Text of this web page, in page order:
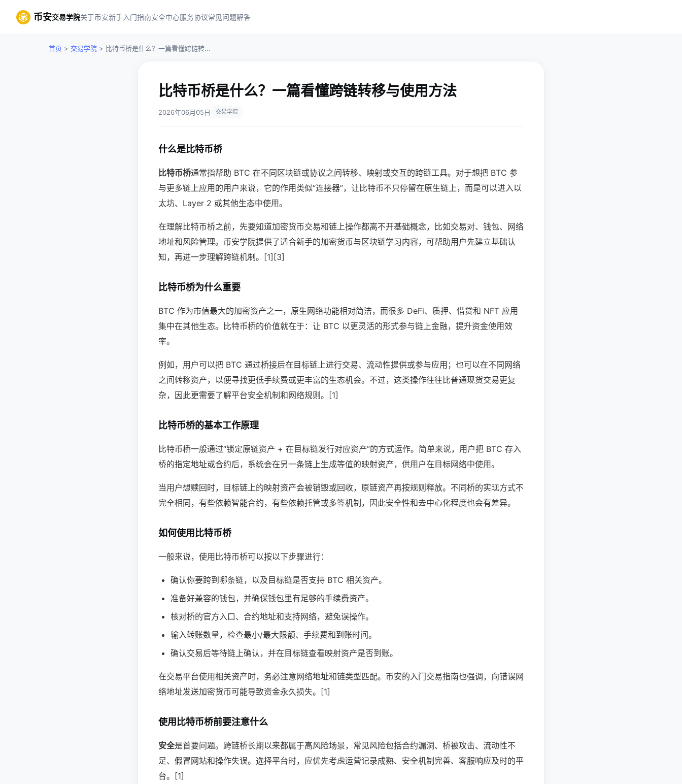
币安交易学院关于币安新手入门指南安全中心服务协议常见问题解答
首页 > 交易学院 > 比特币桥是什么？一篇看懂跨链转...
比特币桥是什么？一篇看懂跨链转移与使用方法
2026年06月05日 交易学院
什么是比特币桥
比特币桥通常指帮助 BTC 在不同区块链或协议之间转移、映射或交互的跨链工具。对于想把 BTC 参
与更多链上应用的用户来说，它的作用类似“连接器”，让比特币不只停留在原生链上，而是可以进入以
太坊、Layer 2 或其他生态中使用。
在理解比特币桥之前，先要知道加密货币交易和链上操作都离不开基础概念，比如交易对、钱包、网络
地址和风险管理。币安学院提供了适合新手的加密货币与区块链学习内容，可帮助用户先建立基础认
知，再进一步理解跨链机制。[1][3]
比特币桥为什么重要
BTC 作为市值最大的加密资产之一，原生网络功能相对简洁，而很多 DeFi、质押、借贷和 NFT 应用
集中在其他生态。比特币桥的价值就在于：让 BTC 以更灵活的形式参与链上金融，提升资金使用效
率。
例如，用户可以把 BTC 通过桥接后在目标链上进行交易、流动性提供或参与应用；也可以在不同网络
之间转移资产，以便寻找更低手续费或更丰富的生态机会。不过，这类操作往往比普通现货交易更复
杂，因此更需要了解平台安全机制和网络规则。[1]
比特币桥的基本工作原理
比特币桥一般通过“锁定原链资产 + 在目标链发行对应资产”的方式运作。简单来说，用户把 BTC 存入
桥的指定地址或合约后，系统会在另一条链上生成等值的映射资产，供用户在目标网络中使用。
当用户想赎回时，目标链上的映射资产会被销毁或回收，原链资产再按规则释放。不同桥的实现方式不
完全相同，有些依赖智能合约，有些依赖托管或多签机制，因此安全性和去中心化程度也会有差异。
如何使用比特币桥
一般来说，使用比特币桥可以按以下步骤进行：
确认你要跨到哪条链，以及目标链是否支持 BTC 相关资产。
准备好兼容的钱包，并确保钱包里有足够的手续费资产。
核对桥的官方入口、合约地址和支持网络，避免误操作。
输入转账数量，检查最小/最大限额、手续费和到账时间。
确认交易后等待链上确认，并在目标链查看映射资产是否到账。
在交易平台使用相关资产时，务必注意网络地址和链类型匹配。币安的入门交易指南也强调，向错误网
络地址发送加密货币可能导致资金永久损失。[1]
使用比特币桥前要注意什么
安全是首要问题。跨链桥长期以来都属于高风险场景，常见风险包括合约漏洞、桥被攻击、流动性不
足、假冒网站和操作失误。选择平台时，应优先考虑运营记录成熟、安全机制完善、客服响应及时的平
台。[1]